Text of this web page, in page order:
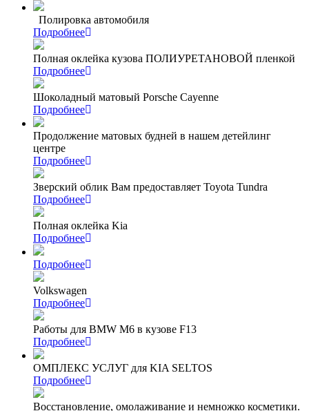
Полировка автомобиля
Подробнее
Полная оклейка кузова ПОЛИУРЕТАНОВОЙ пленкой
Подробнее
Шоколадный матовый Porsche Cayenne
Подробнее
Продолжение матовых будней в нашем детейлинг
центре
Подробнее
Зверский облик Вам предоставляет Toyota Tundra
Подробнее
Полная оклейка Kia
Подробнее
Подробнее
Volkswagen
Подробнее
Работы для BMW M6 в кузове F13
Подробнее
ОМПЛЕКС УСЛУГ для KIA SELTOS
Подробнее
Восстановление, омолаживание и немножко косметики.